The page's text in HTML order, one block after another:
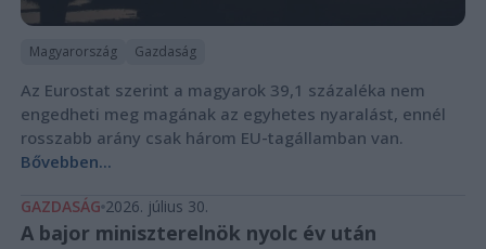
Magyarország Gazdaság
Az Eurostat szerint a magyarok 39,1 százaléka nem
engedheti meg magának az egyhetes nyaralást, ennél
rosszabb arány csak három EU-tagállamban van.
Bővebben...
GAZDASÁG 2026. július 30.
A bajor miniszterelnök nyolc év után